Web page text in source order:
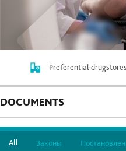
Preferential drugstores
DOCUMENTS
All Законы